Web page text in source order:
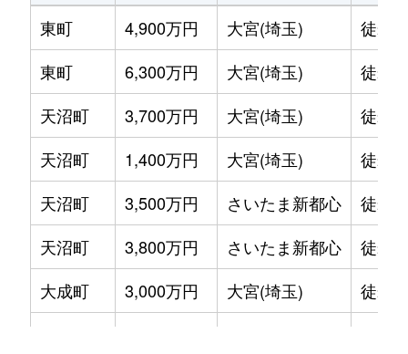
東町
4,900万円 大宮(埼玉)
徒歩9
東町
6,300万円 大宮(埼玉)
徒歩9
天沼町
3,700万円 大宮(埼玉)
徒歩
天沼町
1,400万円 大宮(埼玉)
徒歩
天沼町
3,500万円 さいたま新都心
徒歩
天沼町
3,800万円 さいたま新都心
徒歩
大成町
3,000万円 大宮(埼玉)
徒歩9